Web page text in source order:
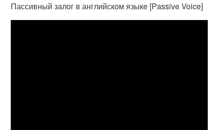
Пассивный залог в английском языке [Passive Voice]